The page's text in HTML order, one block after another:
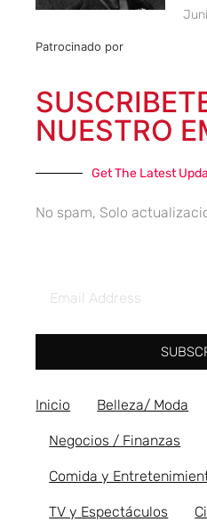
Patrocinado por
NUESTRO
Get The Latest
No spam, Solo
Inicio Belleza/ Moda
Negocios / Finanzas
Comida y
TV y Espectáculos